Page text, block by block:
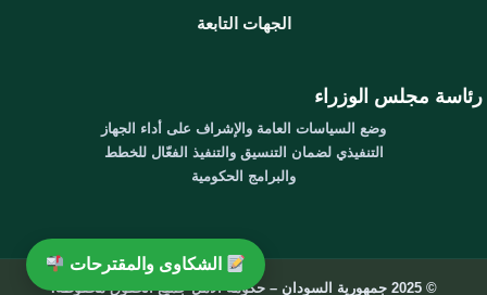
الجهات التابعة
رئاسة مجلس الوزراء
وضع السياسات العامة والإشراف على أداء الجهاز
التنفيذي لضمان التنسيق والتنفيذ الفعّال للخطط
والبرامج الحكومية
© 2025 جمهورية السودان – حكومة الامل جميع الحقوق محفوظة.
الشكاوى والمقترحات